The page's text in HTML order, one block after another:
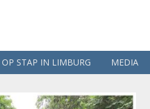
OP STAP IN LIMBURG MEDIA